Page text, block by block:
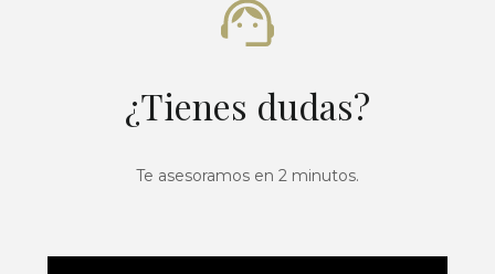
¿Tienes dudas?
Te asesoramos en 2 minutos.